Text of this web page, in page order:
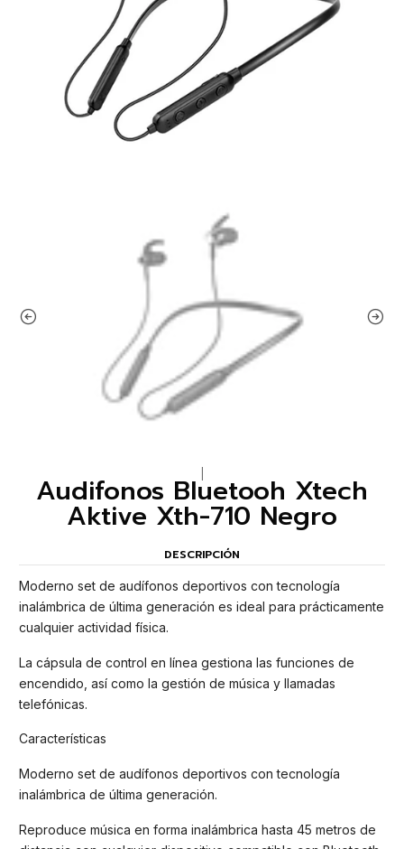
Audifonos Bluetooh Xtech
Aktive Xth-710 Negro
DESCRIPCIÓN
Moderno set de audífonos deportivos con tecnología
inalámbrica de última generación es ideal para prácticamente
cualquier actividad física.
La cápsula de control en línea gestiona las funciones de
encendido, así como la gestión de música y llamadas
telefónicas.
Características
Moderno set de audífonos deportivos con tecnología
inalámbrica de última generación.
Reproduce música en forma inalámbrica hasta 45 metros de